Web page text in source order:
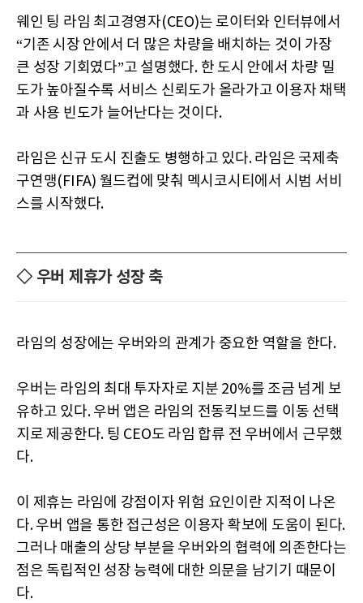
웨인 팅 라임 최고경영자(CEO)는 로이터와 인터뷰에서
“기존 시장 안에서 더 많은 차량을 배치하는 것이 가장
큰 성장 기회였다”고 설명했다. 한 도시 안에서 차량 밀
도가 높아질수록 서비스 신뢰도가 올라가고 이용자 채택
과 사용 빈도가 늘어난다는 것이다.
라임은 신규 도시 진출도 병행하고 있다. 라임은 국제축
구연맹(FIFA) 월드컵에 맞춰 멕시코시티에서 시범 서비
스를 시작했다.
◇ 우버 제휴가 성장 축
라임의 성장에는 우버와의 관계가 중요한 역할을 한다.
우버는 라임의 최대 투자자로 지분 20%를 조금 넘게 보
유하고 있다. 우버 앱은 라임의 전동킥보드를 이동 선택
지로 제공한다. 팅 CEO도 라임 합류 전 우버에서 근무했
다.
이 제휴는 라임에 강점이자 위험 요인이란 지적이 나온
다. 우버 앱을 통한 접근성은 이용자 확보에 도움이 된다.
그러나 매출의 상당 부분을 우버와의 협력에 의존한다는
점은 독립적인 성장 능력에 대한 의문을 남기기 때문이
다.